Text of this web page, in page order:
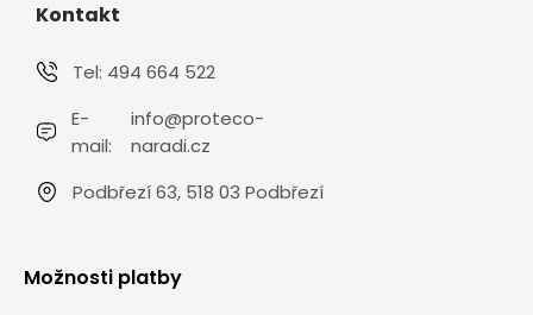
Kontakt
Tel: 494 664 522
E-
mail:
info@proteco-
naradi.cz
Podbřezí 63, 518 03 Podbřezí
Možnosti platby